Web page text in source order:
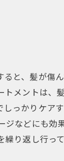
と、髪が傷
メントは、
っかりケア
などにも効
り返し行っ